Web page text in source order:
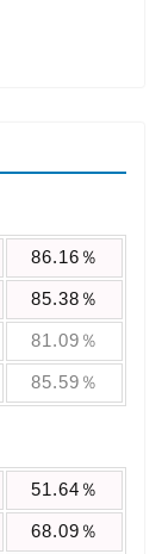
86.16％
85.38％
81.09％
85.59％
51.64％
68.09％